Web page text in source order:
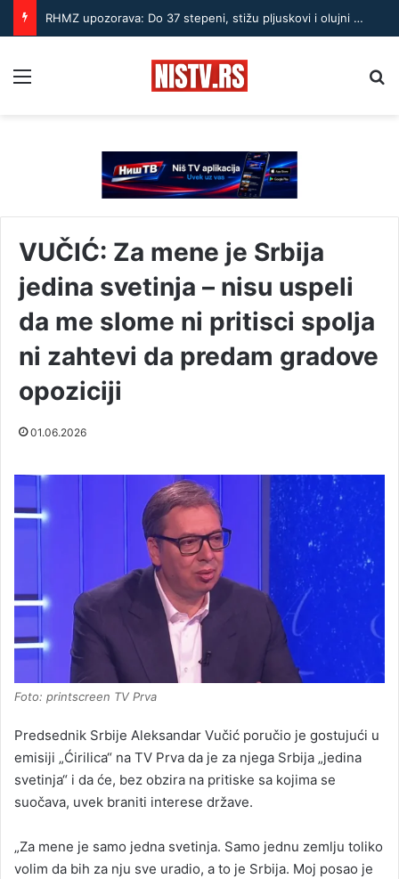
RHMZ upozorava: Do 37 stepeni, stižu pljuskovi i olujni vetar – ekstremna opasnost od požara
VUČIĆ: Za mene je Srbija
jedina svetinja – nisu uspeli
da me slome ni pritisci spolja
ni zahtevi da predam gradove
opoziciji
01.06.2026
Foto: printscreen TV Prva
Predsednik Srbije Aleksandar Vučić poručio je gostujući u
emisiji „Ćirilica“ na TV Prva da je za njega Srbija „jedina
svetinja“ i da će, bez obzira na pritiske sa kojima se
suočava, uvek braniti interese države.
„Za mene je samo jedna svetinja. Samo jednu zemlju toliko
volim da bih za nju sve uradio, a to je Srbija. Moj posao je